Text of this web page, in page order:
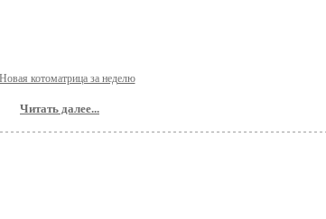
Читать далее...